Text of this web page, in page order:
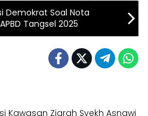
Demokrat Soal Nota
Tangsel 2025
Kawasan Ziarah Syekh Asnawi